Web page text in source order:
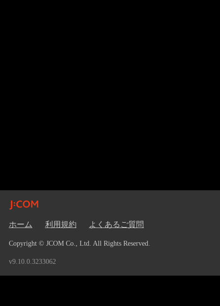
ホーム 利用規約 よくあるご質問
Copyright © JCOM Co., Ltd. All Rights Reserved.
v9.10.0.3233062